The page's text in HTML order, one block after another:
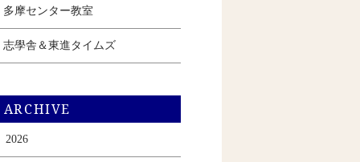
多摩センター教室
志學舎＆東進タイムズ
ARCHIVE
2026